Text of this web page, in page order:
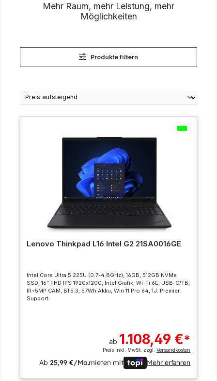
Mehr Raum, mehr Leistung, mehr
Möglichkeiten
Produkte filtern
Lenovo Thinkpad L16 Intel G2 21SA0016GE
Intel Core Ultra 5 225U (0.7-4.8GHz), 16GB, 512GB NVMe
SSD, 16" FHD IPS 1920x1200, Intel Grafik, Wi-Fi 6E, USB-C/TB,
IR+5MP CAM, BT5.3, 57Wh Akku, Win 11 Pro 64, 1J. Premier
Support
ab 1.108,49 €*
Preis inkl. MwSt. zzgl.Versandkosten
Ab25,99 €/Mo.mieten mit Mehr erfahren